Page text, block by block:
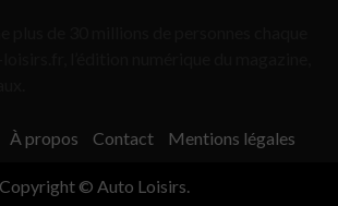
À propos Contact Mentions légales
Copyright © Auto Loisirs.